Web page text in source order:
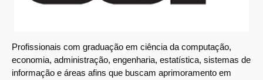
Profissionais com graduação em ciência da computação,
economia, administração, engenharia, estatística, sistemas de
informação e áreas afins que buscam aprimoramento em